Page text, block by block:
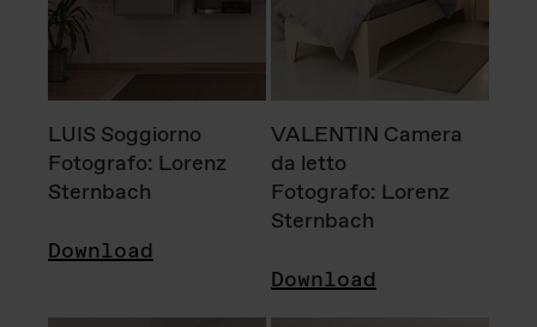
LUIS Soggiorno
Fotografo: Lorenz
Sternbach
Download
VALENTIN Camera
da letto
Fotografo: Lorenz
Sternbach
Download